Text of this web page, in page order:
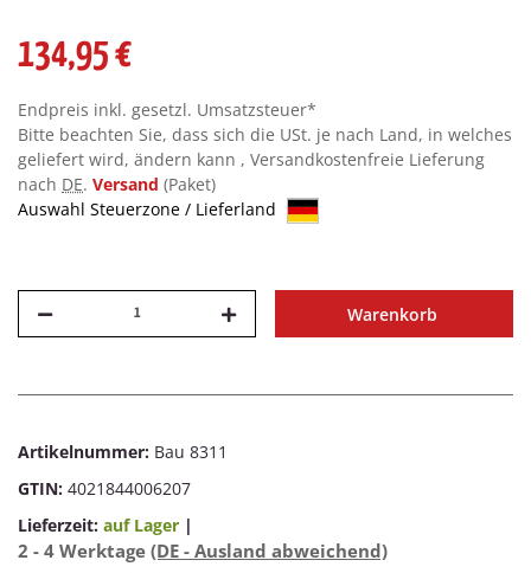
134,95 €
Endpreis inkl. gesetzl. Umsatzsteuer*
Bitte beachten Sie, dass sich die USt. je nach Land, in welches
geliefert wird, ändern kann , Versandkostenfreie Lieferung
nach DE. Versand (Paket)
Auswahl Steuerzone / Lieferland
Warenkorb
Artikelnummer: Bau 8311
GTIN: 4021844006207
Lieferzeit: auf Lager |
2 - 4 Werktage (DE - Ausland abweichend)